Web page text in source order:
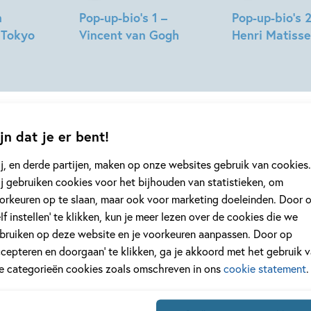
dat je er bent!
en derde partijen, maken op onze websites gebruik van cookies.
gebruiken cookies voor het bijhouden van statistieken, om
op te slaan, maar ook voor marketing doeleinden. Door
instellen’ te klikken, kun je meer lezen over de cookies die we
op deze website en je voorkeuren aanpassen. Door op
en doorgaan’ te klikken, ga je akkoord met het gebruik
categorieën cookies zoals omschreven in onscookie statement.
Pop-up-bio’s 1 –
Vincent van Gogh
Teresa
Pop-up-bio’s
Henri Matisse
Teresa
enkel kinderboek of nieuwtje meer
je in voor onze nieuwsbrief
elke twee weken nieuws, kinderboekentips en inspiratie!